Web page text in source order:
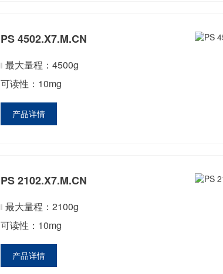
PS 4502.X7.M.CN
最大量程：4500g
可读性：10mg
产品详情
PS 2102.X7.M.CN
最大量程：2100g
可读性：10mg
产品详情